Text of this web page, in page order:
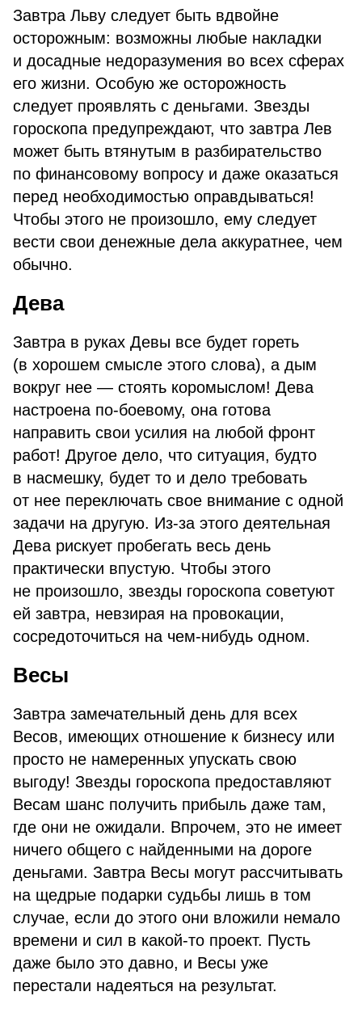
Завтра Льву следует быть вдвойне
осторожным: возможны любые накладки
и досадные недоразумения во всех сферах
его жизни. Особую же осторожность
следует проявлять с деньгами. Звезды
гороскопа предупреждают, что завтра Лев
может быть втянутым в разбирательство
по финансовому вопросу и даже оказаться
перед необходимостью оправдываться!
Чтобы этого не произошло, ему следует
вести свои денежные дела аккуратнее, чем
обычно.
Дева
Завтра в руках Девы все будет гореть
(в хорошем смысле этого слова), а дым
вокруг нее — стоять коромыслом! Дева
настроена по-боевому, она готова
направить свои усилия на любой фронт
работ! Другое дело, что ситуация, будто
в насмешку, будет то и дело требовать
от нее переключать свое внимание с одной
задачи на другую. Из-за этого деятельная
Дева рискует пробегать весь день
практически впустую. Чтобы этого
не произошло, звезды гороскопа советуют
ей завтра, невзирая на провокации,
сосредоточиться на чем-нибудь одном.
Весы
Завтра замечательный день для всех
Весов, имеющих отношение к бизнесу или
просто не намеренных упускать свою
выгоду! Звезды гороскопа предоставляют
Весам шанс получить прибыль даже там,
где они не ожидали. Впрочем, это не имеет
ничего общего с найденными на дороге
деньгами. Завтра Весы могут рассчитывать
на щедрые подарки судьбы лишь в том
случае, если до этого они вложили немало
времени и сил в какой-то проект. Пусть
даже было это давно, и Весы уже
перестали надеяться на результат.